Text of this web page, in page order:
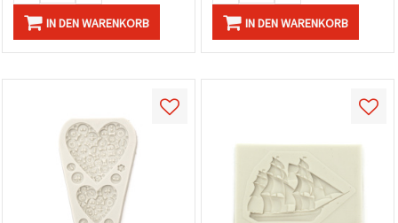
IN DEN WARENKORB IN DEN WARENKORB